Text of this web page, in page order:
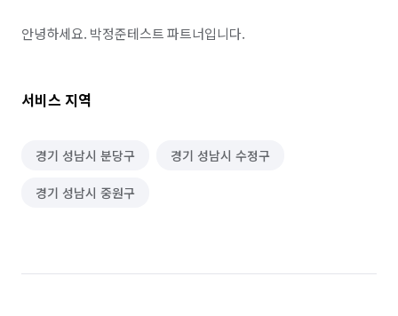
안녕하세요. 박정준테스트 파트너입니다.
서비스 지역
경기 성남시 분당구 경기 성남시 수정구
경기 성남시 중원구